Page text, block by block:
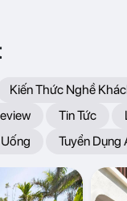
Kiến Thức Nghề
Tin Tức
Tuyển Dụng